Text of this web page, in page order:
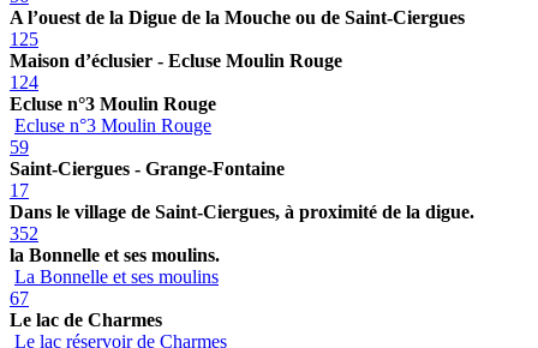
A l’ouest de la Digue de la Mouche ou de Saint-Ciergues
125
Maison d’éclusier - Ecluse Moulin Rouge
124
Ecluse n°3 Moulin Rouge
Ecluse n°3 Moulin Rouge
59
Saint-Ciergues - Grange-Fontaine
17
Dans le village de Saint-Ciergues, à proximité de la digue.
352
la Bonnelle et ses moulins.
La Bonnelle et ses moulins
67
Le lac de Charmes
Le lac réservoir de Charmes